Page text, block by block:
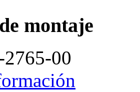
montaje
00